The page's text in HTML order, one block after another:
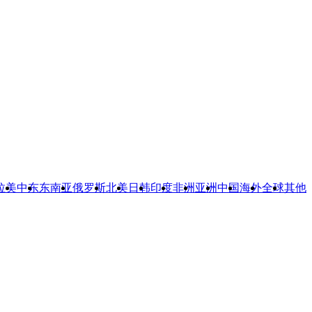
美中东东南亚俄罗斯北美 日韩印度非洲 亚洲中国海外全球其他